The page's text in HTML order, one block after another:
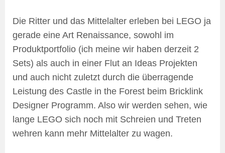
Die Ritter und das Mittelalter erleben bei LEGO ja
gerade eine Art Renaissance, sowohl im
Produktportfolio (ich meine wir haben derzeit 2
Sets) als auch in einer Flut an Ideas Projekten
und auch nicht zuletzt durch die überragende
Leistung des Castle in the Forest beim Bricklink
Designer Programm. Also wir werden sehen, wie
lange LEGO sich noch mit Schreien und Treten
wehren kann mehr Mittelalter zu wagen.